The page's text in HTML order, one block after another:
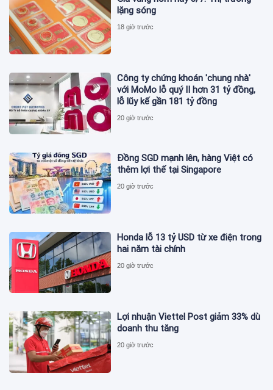
lặng sóng
18 giờ trước
Công ty chứng khoán 'chung nhà'
với MoMo lỗ quý II hơn 31 tỷ đồng,
lỗ lũy kế gần 181 tỷ đồng
20 giờ trước
Đồng SGD mạnh lên, hàng Việt có
thêm lợi thế tại Singapore
20 giờ trước
Honda lỗ 13 tỷ USD từ xe điện trong
hai năm tài chính
20 giờ trước
Lợi nhuận Viettel Post giảm 33% dù
doanh thu tăng
20 giờ trước